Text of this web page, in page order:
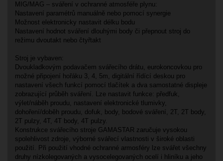
MIG/MAG – sváření v ochranné atmosféře plynu:
Nastavení paramétrů manuálně nebo pomocí synergie
Možnost elektronicky nastavit délku bodu
Nastavení hodnot sváření dlouhými body či přepnout stroj do
režimu dvoutakt nebo čtyřtakt
Stroj je vybaven:
Dvoukladkovým podavačem svářecího drátu, eurokoncovkou pro
možné připojení hořáku 3, 4, 5m, digitální řídící deskou pro
nastavení všech funkcí pomocí tlačítek a dva samostatné displeje
zobrazující průběh sváření. Lze nastavit funkce: předfuk,
výlet/náběh proudu, nastavení elektronické tlumivky,
dohoření/doběh proudu, dofuk, body, bodové sváření, 2T, 2T body,
2T pulzy, 4T, 4T body, 4T pulzy.
Konstrukce svářecího stroje GAMASTAR zaručuje vysokou
spolehlivost zdroje, výborné svářecí vlastnosti v široké oblasti
použití. Při použití vhodné ochranné armosféry lze svářet všechny
druhy nízkolegovaných a vysocelegovaných ocelí i hliníku a jeho